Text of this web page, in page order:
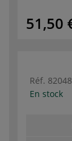
51,50
Réf. 82048
En stock